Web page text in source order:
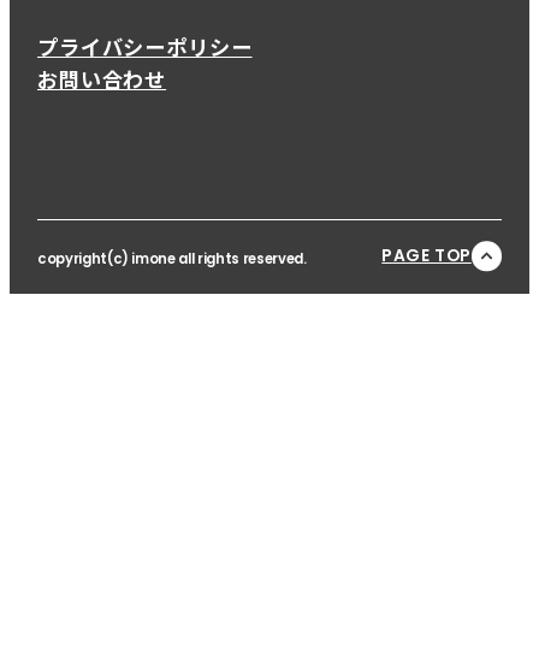
プライバシーポリシー
お問い合わせ
copyright(c) imone all rights reserved. PAGE TOP